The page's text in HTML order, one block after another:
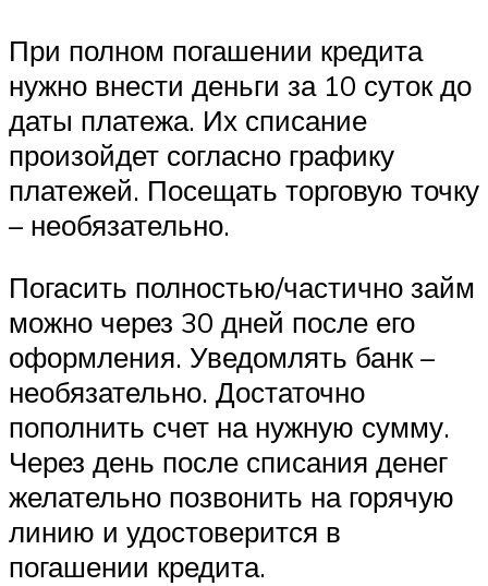
При полном погашении кредита
нужно внести деньги за 10 суток до
даты платежа. Их списание
произойдет согласно графику
платежей. Посещать торговую точку
– необязательно.
Погасить полностью/частично займ
можно через 30 дней после его
оформления. Уведомлять банк –
необязательно. Достаточно
пополнить счет на нужную сумму.
Через день после списания денег
желательно позвонить на горячую
линию и удостоверится в
погашении кредита.